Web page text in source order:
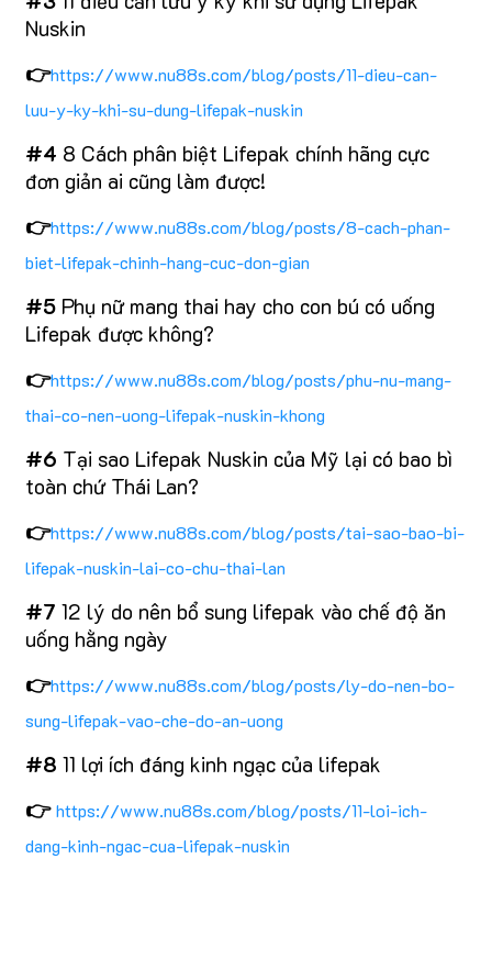
Nuskin
👉https://www.nu88s.com/blog/posts/11-dieu-can-
luu-y-ky-khi-su-dung-lifepak-nuskin
#4 8 Cách phân biệt Lifepak chính hãng cực
đơn giản ai cũng làm được!
👉https://www.nu88s.com/blog/posts/8-cach-phan-
biet-lifepak-chinh-hang-cuc-don-gian
#5 Phụ nữ mang thai hay cho con bú có uống
Lifepak được không?
👉https://www.nu88s.com/blog/posts/phu-nu-mang-
thai-co-nen-uong-lifepak-nuskin-khong
#6 Tại sao Lifepak Nuskin của Mỹ lại có bao bì
toàn chứ Thái Lan?
👉https://www.nu88s.com/blog/posts/tai-sao-bao-bi-
lifepak-nuskin-lai-co-chu-thai-lan
#7 12 lý do nên bổ sung lifepak vào chế độ ăn
uống hằng ngày
👉https://www.nu88s.com/blog/posts/ly-do-nen-bo-
sung-lifepak-vao-che-do-an-uong
#8 11 lợi ích đáng kinh ngạc của lifepak
👉https://www.nu88s.com/blog/posts/11-loi-ich-
dang-kinh-ngac-cua-lifepak-nuskin